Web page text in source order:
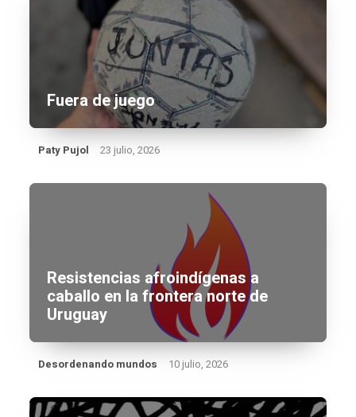
Fuera de juego
Paty Pujol 23 julio, 2026
Resistencias afroindígenas a
caballo en la frontera norte de
Uruguay
Desordenando mundos 10 julio, 2026